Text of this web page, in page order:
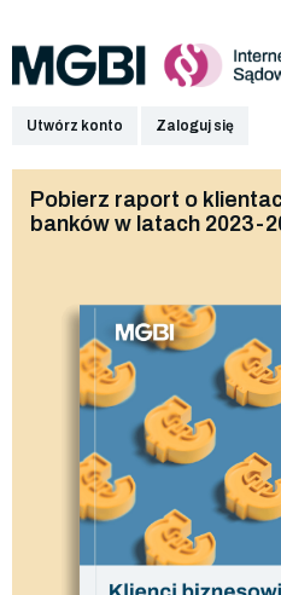
Utwórz konto Zaloguj się
Pobierz raport o
banków w latach 2023-